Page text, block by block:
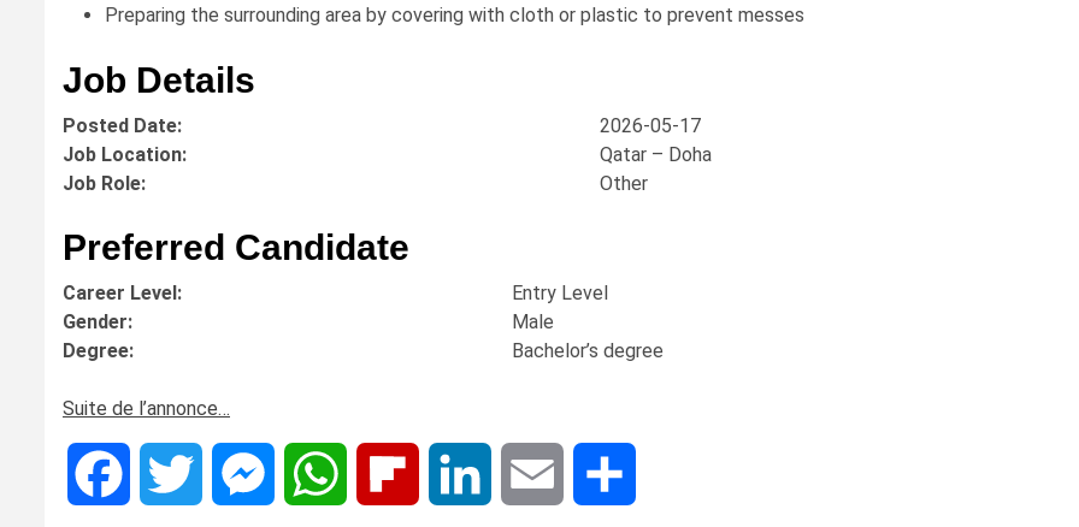
Preparing the surrounding area by covering with cloth or plastic to prevent messes
Job Details
Posted Date:
2026-05-17
Job Location:
Qatar – Doha
Job Role:
Other
Preferred Candidate
Career Level:
Entry Level
Gender:
Male
Degree:
Bachelor’s degree
Suite de l’annonce…
Facebook Twitter MessengerWhatsApp Flipboard LinkedIn Email